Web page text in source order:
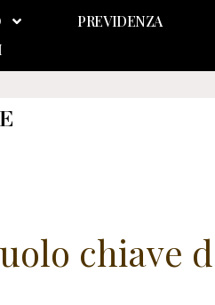
PREVIDENZA
chiave